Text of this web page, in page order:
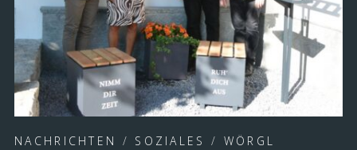
NACHRICHTEN / SOZIALES / WÖRGL